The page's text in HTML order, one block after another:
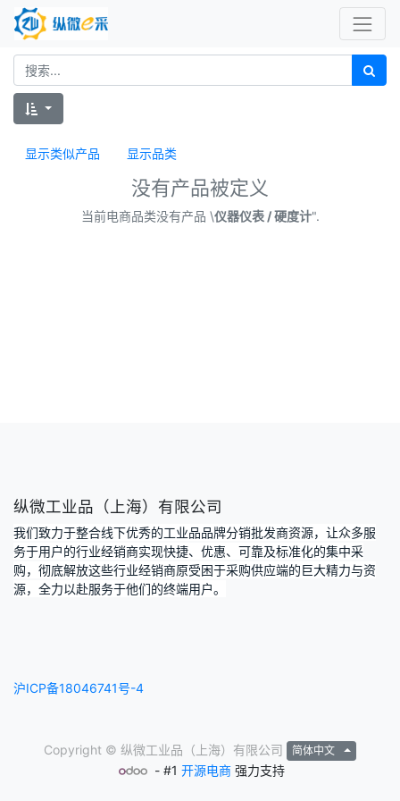
显示类似产品 显示品类
没有产品被定义
当前电商品类没有产品 \仪器仪表 / 硬度计".
纵微工业品（上海）有限公司
我们致力于整合线下优秀的工业品品牌分销批发商资源，让众多服
务于用户的行业经销商实现快捷、优惠、可靠及标准化的集中采
购，彻底解放这些行业经销商原受困于采购供应端的巨大精力与资
源，全力以赴服务于他们的终端用户。
沪ICP备18046741号-4
Copyright © 纵微工业品（上海）有限公司 简体中文
- #1开源电商 强力支持